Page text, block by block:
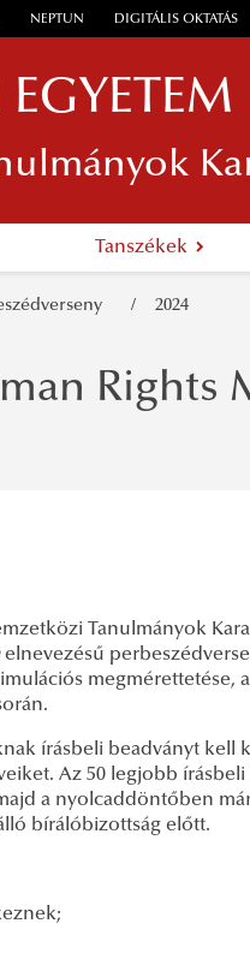
NEPTUN DIGITÁLIS OKTATÁS
Tanszékek
2024
Rights
Tanulmányok
elnevezésű
megmérettetése,
írásbeli beadványt kell
Az 50 legjobb
a nyolcaddöntőben már
bírálóbizottság előtt.